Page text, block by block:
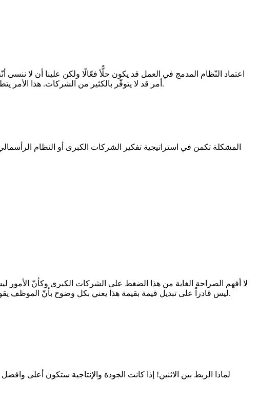
اعتماد النّظام المدمج في العمل قد يكون حلًّأ فعّالًا ولكن علينا أن لا
أمر قد لا يتوفّر بالكثير من الشركات. هذا الأمر يتطلّب تدريبات حول كيفية التعامل مع فريق العمل عن بعد بالإضافة إلى دورات رقميّة حول آليّات استخدام الوسائط الرقميّة في العمل.
المشكلة تكمن في استراتيجية تفكير الشركات الكبرى أو النظام
لا أفهم الصراحة الغاية من هذا الضغط على الشركات الكبرى وكأنّ
ليس قادراً على تبديل قيمة بقيمة هذا يعني بكل وضوح بأنّ الموظف يقوم باستغلال الأبحاث العملية والأمور الموثّقة أكاديمياً في سبيل خدمة مطامعه الشخصية التي لا علاقة لها نهائياً بمصلحة الشركة ككل.
لماذا الربط بين الاثنين! إذا كانت الجودة والإنتاجية ستكون أعلى